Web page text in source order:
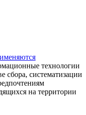
технологии
сбора, систематизации
на территории